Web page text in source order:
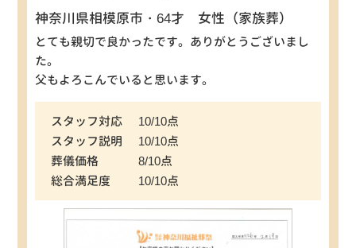
神奈川県相模原市・64才 女性（家族葬）
とても親切で良かったです。ありがとうございまし
た。
父もよろこんでいると思います。
スタッフ対応
10/10点
スタッフ説明
10/10点
葬儀価格
8/10点
総合満足度
10/10点